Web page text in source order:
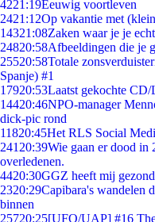
4221:19Eeuwig voortleven
2421:12Op vakantie met
14321:08Zaken waar je je
24820:58Afbeeldingen die je
25520:58Totale
Spanje) #1
17920:53Laatst gekochte
14420:46NPO-manager
dick-pic rond
11820:45Het RLS Social
241 20:39Wie gaan er dood in
overledenen.
4420:30GGZ heeft mij
2320:29Capibara's wandelen
binnen
25720:25[UFO/UAP] #16